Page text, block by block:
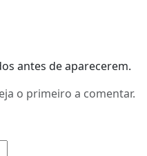
antes de aparecerem.
o primeiro a comentar.